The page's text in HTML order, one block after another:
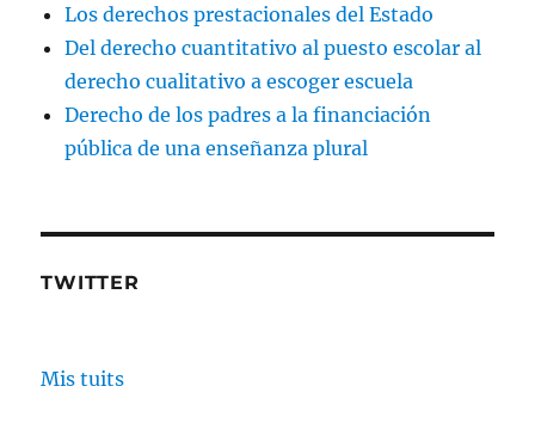
Los derechos prestacionales del Estado
Del derecho cuantitativo al puesto escolar al
derecho cualitativo a escoger escuela
Derecho de los padres a la financiación
pública de una enseñanza plural
TWITTER
Mis tuits